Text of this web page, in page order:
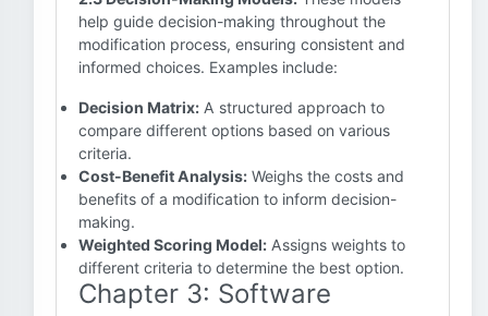
help guide decision-making throughout the
modification process, ensuring consistent and
informed choices. Examples include:
Decision Matrix: A structured approach to
compare different options based on various
criteria.
Cost-Benefit Analysis: Weighs the costs and
benefits of a modification to inform decision-
making.
Weighted Scoring Model: Assigns weights to
different criteria to determine the best option.
Chapter 3: Software